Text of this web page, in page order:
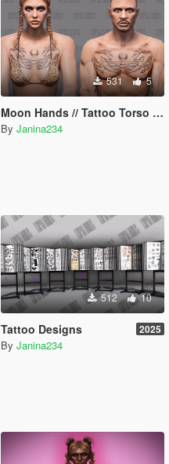
531 5
Moon Hands // Tattoo Torso // MP Male and Female
By Janina234
512 10
Tattoo Designs 2025
By Janina234